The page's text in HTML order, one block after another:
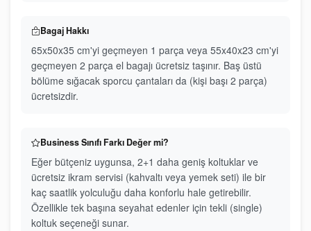
Bagaj Hakkı
65x50x35 cm'yi geçmeyen 1 parça veya 55x40x23 cm'yi
geçmeyen 2 parça el bagajı ücretsiz taşınır. Baş üstü
bölüme sığacak sporcu çantaları da (kişi başı 2 parça)
ücretsizdir.
Business Sınıfı Farkı Değer mi?
Eğer bütçeniz uygunsa, 2+1 daha geniş koltuklar ve
ücretsiz ikram servisi (kahvaltı veya yemek seti) ile bir
kaç saatlik yolculuğu daha konforlu hale getirebilir.
Özellikle tek başına seyahat edenler için tekli (single)
koltuk seçeneği sunar.